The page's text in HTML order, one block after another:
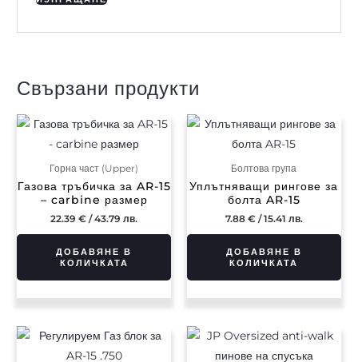
Свързани продукти
Горна част (Upper)
Газова тръбичка за AR-15
– carbine размер
22.39€ / 43.79 лв.
ДОБАВЯНЕ В
КОЛИЧКАТА
Болтова група
Уплътняващи рингове за
болта AR-15
7.88 €/ 15.41 лв.
ДОБАВЯНЕ В
КОЛИЧКАТА